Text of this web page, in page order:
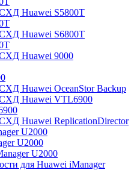
Huawei S5800T
Huawei S6800T
Huawei 9000
Huawei OceanStor Backup
СХД Huawei VTL6900
Huawei ReplicationDirector
U2000
U2000
U2000
для Huawei iManager